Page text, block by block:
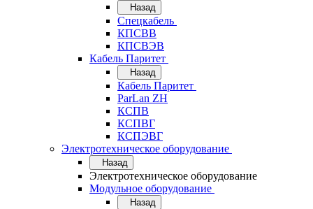
Назад
Спецкабель
КПСВВ
КПСВЭВ
Кабель Паритет
Назад
Кабель Паритет
ParLan ZH
КСПВ
КСПВГ
КСПЭВГ
Электротехническое оборудование
Назад
Электротехническое оборудование
Модульное оборудование
Назад